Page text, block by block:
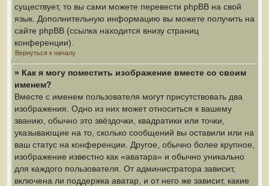
существует, то вы сами можете перевести phpBB на свой
язык. Дополнительную информацию вы можете получить на
сайте phpBB (ссылка находится внизу страниц
конференции).
Вернуться к началу
» Как я могу поместить изображение вместе со своим
именем?
Вместе с именем пользователя могут присутствовать два
изображения. Одно из них может относиться к вашему
званию, обычно это звёздочки, квадратики или точки,
указывающие на то, сколько сообщений вы оставили или на
ваш статус на конференции. Другое, обычно более крупное,
изображение известно как «аватара» и обычно уникально
для каждого пользователя. От администратора зависит,
включена ли поддержка аватар, и от него же зависит, какие